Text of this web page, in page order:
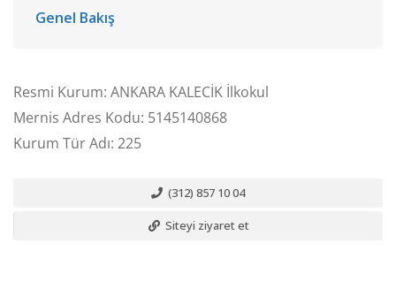
Genel Bakış
Resmi Kurum: ANKARA KALECİK İlkokul
Mernis Adres Kodu: 5145140868
Kurum Tür Adı: 225
(312) 857 10 04
Siteyi ziyaret et